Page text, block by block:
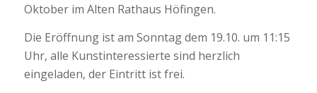
Oktober im Alten Rathaus Höfingen.
Die Eröffnung ist am Sonntag dem 19.10. um 11:15
Uhr, alle Kunstinteressierte sind herzlich
eingeladen, der Eintritt ist frei.